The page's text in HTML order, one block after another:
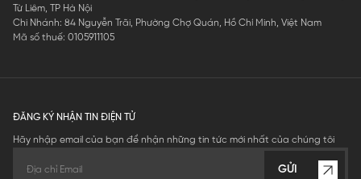
Từ Liêm, TP Hà Nội
Chi Nhánh: 84 Nguyễn Trãi, Phường Chợ Quán, Hồ Chí Minh, Việt Nam
Mã số thuế: 0105911105
ĐĂNG KÝ NHẬN TIN ĐIỆN TỬ
Hãy nhập email của bạn để nhận những tin tức mới nhất của chúng tôi
GỬI